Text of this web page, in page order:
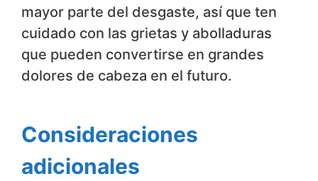
mayor parte del desgaste, así que ten
cuidado con las grietas y abolladuras
que pueden convertirse en grandes
dolores de cabeza en el futuro.
Consideraciones
adicionales